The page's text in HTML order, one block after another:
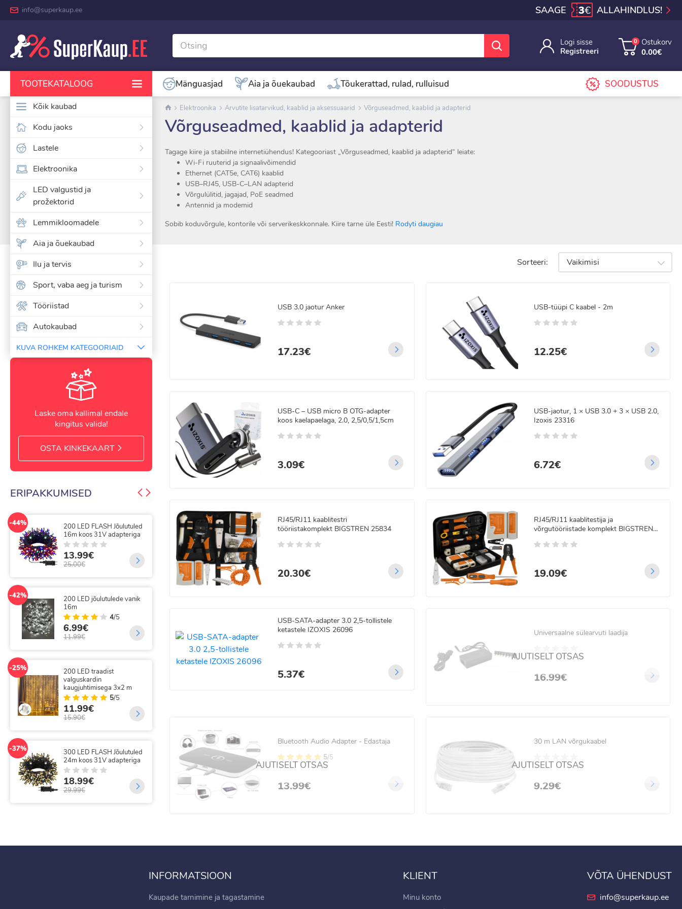
info@superkaup.ee SAAGE 3€ ALLAHINDLUS!
Logi sisse
Registreeri
0
Ostukorv
0.00€
TOOTEKATALOOG
Kõik kaubad
Kodu jaoks
Lastele
Elektroonika
LED valgustid ja
prožektorid
Lemmikloomadele
Aia ja õuekaubad
Ilu ja tervis
Sport, vaba aeg ja turism
Tööriistad
Autokaubad
KUVA ROHKEM KATEGOORIAID
Mänguasjad Aia ja õuekaubad Tõukerattad, rulad, rulluisud SOODUSTUS
Elektroonika Arvutite lisatarvikud, kaablid ja aksessuaarid Võrguseadmed, kaablid ja adapterid
Võrguseadmed, kaablid ja adapterid
Tagage kiire ja stabiilne internetiühendus! Kategooriast „Võrguseadmed, kaablid ja adapterid“ leiate:
Wi-Fi ruuterid ja signaalivõimendid
Ethernet (CAT5e, CAT6) kaablid
USB–RJ45, USB-C–LAN adapterid
Võrgulülitid, jagajad, PoE seadmed
Antennid ja modemid
Sobib koduvõrgule, kontorile või serverikeskkonnale. Kiire tarne üle Eesti! Rodyti daugiau
Laske oma kallimal endale
kingitus valida!
OSTA KINKEKAART
ERIPAKKUMISED
-44%
200 LED FLASH Jõulutuled
16m koos 31V adapteriga
13.99€
25.00€
-42%
200 LED jõulutulede vanik
16m
4/5
6.99€
11.99€
-25%
200 LED traadist
valguskardin
kaugjuhtimisega 3x2 m
5/5
11.99€
15.90€
-37%
300 LED FLASH Jõulutuled
24m koos 31V adapteriga
18.99€
29.99€
300 LED jõulutulede
girland - 22m
9.99€
20.00€
14.99€
19.99€
300 LED Jääpurikad paksu
320 LED traadist
valguskardin
kaugjuhtimisega 5x2 m
18.99€
21.99€
Sorteeri: Vaikimisi
USB 3.0 jaotur Anker
17.23€
USB-tüüpi C kaabel - 2m
12.25€
USB-C – USB micro B OTG-adapter
koos kaelapaelaga, 2.0, 2,5/0,5/1,5cm
3.09€
USB-jaotur, 1 × USB 3.0 + 3 × USB 2.0,
Izoxis 23316
6.72€
RJ45/RJ11 kaablitestri
tööriistakomplekt BIGSTREN 25834
20.30€
RJ45/RJ11 kaablitestija ja
võrgutööriistade komplekt BIGSTREN
19.09€
USB-SATA-adapter 3.0 2,5-tollistele
ketastele IZOXIS 26096
5.37€
AJUTISELT OTSAS
Universaalne sülearvuti laadija
16.99€
AJUTISELT OTSAS
Bluetooth Audio Adapter - Edastaja
5/5
13.99€
AJUTISELT OTSAS
30 m LAN võrgukaabel
9.29€
INFORMATSIOON
Kaupade tarnimine ja tagastamine
KLIENT
Minu konto
VÕTA ÜHENDUST
info@superkaup.ee